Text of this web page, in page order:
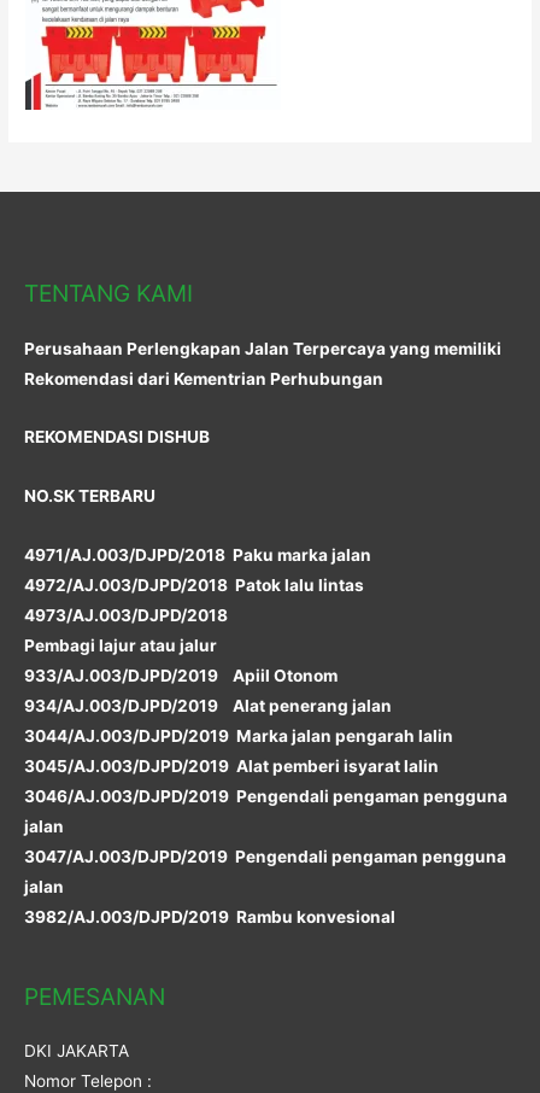
TENTANG KAMI
Perusahaan Perlengkapan Jalan Terpercaya yang memiliki
Rekomendasi dari Kementrian Perhubungan
REKOMENDASI DISHUB
NO.SK TERBARU
4971/AJ.003/DJPD/2018 Paku marka jalan
4972/AJ.003/DJPD/2018 Patok lalu lintas
4973/AJ.003/DJPD/2018
Pembagi lajur atau jalur
933/AJ.003/DJPD/2019 Apiil Otonom
934/AJ.003/DJPD/2019 Alat penerang jalan
3044/AJ.003/DJPD/2019 Marka jalan pengarah lalin
3045/AJ.003/DJPD/2019 Alat pemberi isyarat lalin
3046/AJ.003/DJPD/2019 Pengendali pengaman pengguna
jalan
3047/AJ.003/DJPD/2019 Pengendali pengaman pengguna
jalan
3982/AJ.003/DJPD/2019 Rambu konvesional
PEMESANAN
DKI JAKARTA
Nomor Telepon :